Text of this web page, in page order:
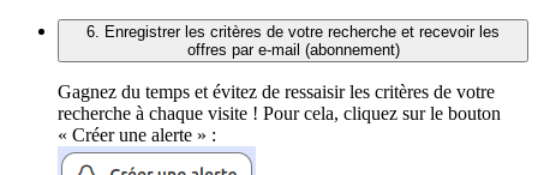
6. Enregistrer les critères de votre recherche et recevoir les
offres par e-mail (abonnement)
Gagnez du temps et évitez de ressaisir les critères de votre
recherche à chaque visite ! Pour cela, cliquez sur le bouton
« Créer une alerte » :